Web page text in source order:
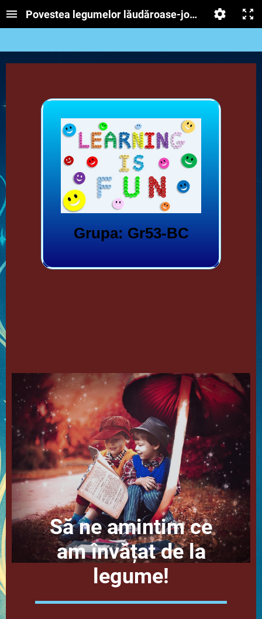
Povestea legumelor lăudăroase-joc didactic
Grupa: Gr53-BC
Să ne amintim ce
am învățat de la
legume!